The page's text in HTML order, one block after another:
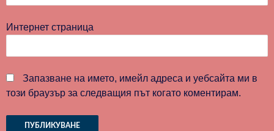
Интернет страница
Запазване на името, имейл адреса и уебсайта ми в
този браузър за следващия път когато коментирам.